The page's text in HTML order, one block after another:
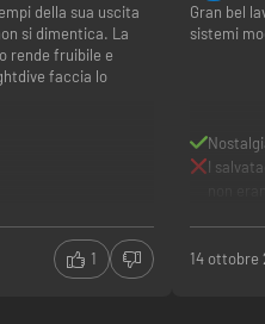
della sua uscita
si dimentica. La
rende fruibile e
faccia lo
1
Gran bel
sistemi
I
14 ottobre